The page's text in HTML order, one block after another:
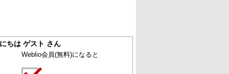
ちは ゲスト さん
Weblio会員(無料)になると